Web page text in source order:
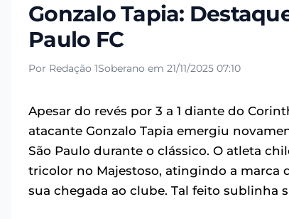
Gonzalo Tapia:
Paulo FC
Por Redação 1Soberano em 21/11/2025 07:10
Apesar do revés por 3 a 1 diante do
atacante Gonzalo Tapia emergiu
São Paulo durante o clássico. O atleta
tricolor no Majestoso, atingindo a marca
sua chegada ao clube. Tal feito sublinha